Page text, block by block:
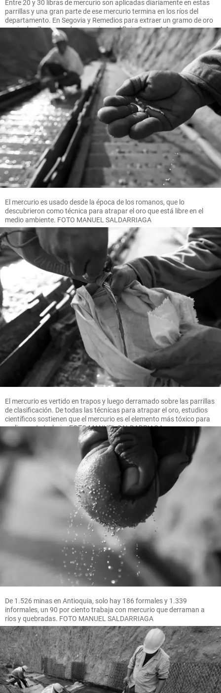
Entre 20 y 30 libras de mercurio son aplicadas diariamente en estas
parrillas y una gran parte de ese mercurio termina en los ríos del
departamento. En Segovia y Remedios para extraer un gramo de oro
se pierden 7 gramos de mercurio, en el Bajo Cauca 4.4 gramos.
FOTO MANUEL SALDARRIAGA
El mercurio es usado desde la época de los romanos, que lo
descubrieron como técnica para atrapar el oro que está libre en el
medio ambiente. FOTO MANUEL SALDARRIAGA
El mercurio es vertido en trapos y luego derramado sobre las parrillas
de clasificación. De todas las técnicas para atrapar el oro, estudios
científicos sostienen que el mercurio es el elemento más tóxico para
realizar este trabajo. FOTO MANUEL SALDARRIAGA
De 1.526 minas en Antioquia, solo hay 186 formales y 1.339
informales, un 90 por ciento trabaja con mercurio que derraman a
ríos y quebradas. FOTO MANUEL SALDARRIAGA